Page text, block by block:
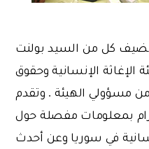
كل من السيد بولنت
الإغاثة الإنسانية وحقوق
مسؤولي الهيئة . وتقدم
بمعلومات مفصلة حول
في سوريا وعن أحدث